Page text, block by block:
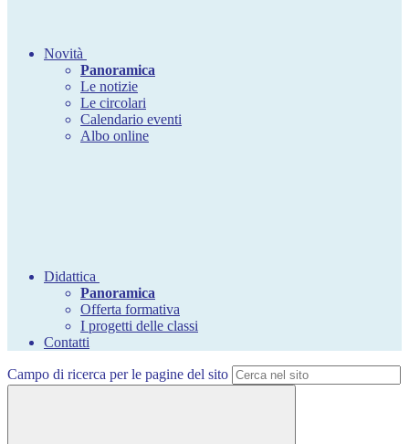
Novità
Panoramica
Le notizie
Le circolari
Calendario eventi
Albo online
Didattica
Panoramica
Offerta formativa
I progetti delle classi
Contatti
Campo di ricerca per le pagine del sito